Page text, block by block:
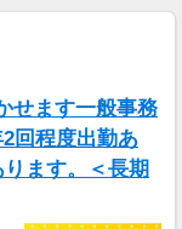
せます一般事務
回程度出勤あ
ます。＜長期